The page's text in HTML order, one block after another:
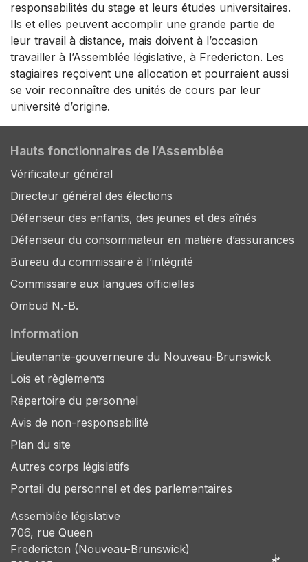
responsabilités du stage et leurs études universitaires.
Ils et elles peuvent accomplir une grande partie de
leur travail à distance, mais doivent à l’occasion
travailler à l’Assemblée législative, à Fredericton. Les
stagiaires reçoivent une allocation et pourraient aussi
se voir reconnaître des unités de cours par leur
université d’origine.
Hauts fonctionnaires de l’Assemblée
Vérificateur général
Directeur général des élections
Défenseur des enfants, des jeunes et des aînés
Défenseur du consommateur en matière d’assurances
Bureau du commissaire à l’intégrité
Commissaire aux langues officielles
Ombud N.-B.
Information
Lieutenante-gouverneure du Nouveau-Brunswick
Lois et règlements
Répertoire du personnel
Avis de non-responsabilité
Plan du site
Autres corps législatifs
Portail du personnel et des parlementaires
Assemblée législative
706, rue Queen
Fredericton (Nouveau-Brunswick)